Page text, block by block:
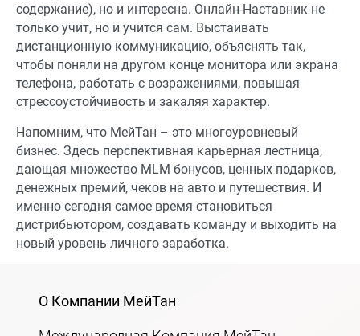
содержание), но и интересна. Онлайн-Наставник не
только учит, но и учится сам. Выстаивать
дистанционную коммуникацию, объяснять так,
чтобы поняли на другом конце монитора или экрана
телефона, работать с возражениями, повышая
стрессоустойчивость и закаляя характер.
Напомним, что МейТан – это многоуровневый
бизнес. Здесь перспективная карьерная лестница,
дающая множество MLM бонусов, ценных подарков,
денежных премий, чеков на авто и путешествия. И
именно сегодня самое время становиться
дистрибьютором, создавать команду и выходить на
новый уровень личного заработка.
О Компании МейТан